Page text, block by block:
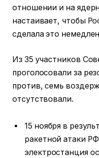
отношении и на
настаивает, чтобы
сделала это
Из 35 участников
проголосовали за
против, семь
отсутствовали.
15 ноября в
ракетной атаки
электростанция